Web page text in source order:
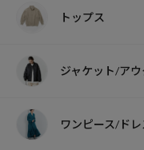
トップス
ジャケット/アウ
ワンピース/ドレ